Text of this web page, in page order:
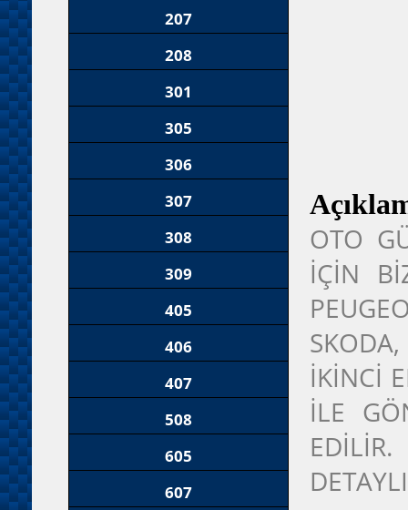
207
208
301
305
306
307
308
309
405
406
407
508
605
607
OTO
İÇİN
İKİNCİ
İLE